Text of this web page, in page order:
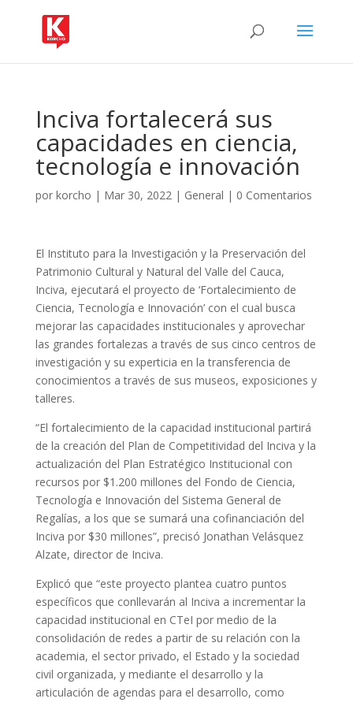
Inciva fortalecerá sus
capacidades en ciencia,
tecnología e innovación
por korcho | Mar 30, 2022| General | 0 Comentarios
El Instituto para la Investigación y la Preservación del
Patrimonio Cultural y Natural del Valle del Cauca,
Inciva, ejecutará el proyecto de ‘Fortalecimiento de
Ciencia, Tecnología e Innovación’ con el cual busca
mejorar las capacidades institucionales y aprovechar
las grandes fortalezas a través de sus cinco centros de
investigación y su experticia en la transferencia de
conocimientos a través de sus museos, exposiciones y
talleres.
“El fortalecimiento de la capacidad institucional partirá
de la creación del Plan de Competitividad del Inciva y la
actualización del Plan Estratégico Institucional con
recursos por $1.200 millones del Fondo de Ciencia,
Tecnología e Innovación del Sistema General de
Regalías, a los que se sumará una cofinanciación del
Inciva por $30 millones”, precisó Jonathan Velásquez
Alzate, director de Inciva.
Explicó que “este proyecto plantea cuatro puntos
específicos que conllevarán al Inciva a incrementar la
capacidad institucional en CTeI por medio de la
consolidación de redes a partir de su relación con la
academia, el sector privado, el Estado y la sociedad
civil organizada, y mediante el desarrollo y la
articulación de agendas para el desarrollo, como